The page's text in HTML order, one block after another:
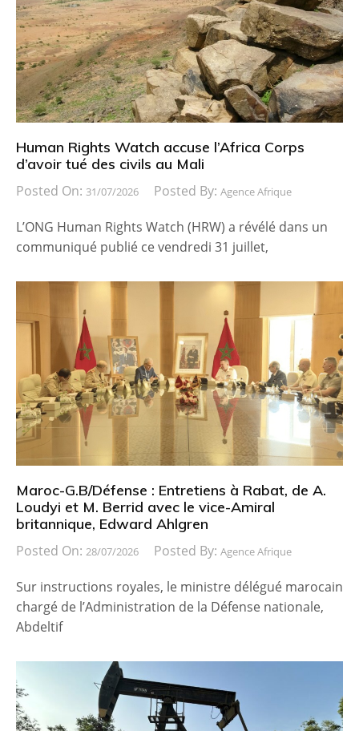
Human Rights Watch accuse l’Africa Corps
d’avoir tué des civils au Mali
Posted On: 31/07/2026 Posted By: Agence Afrique
L’ONG Human Rights Watch (HRW) a révélé dans un
communiqué publié ce vendredi 31 juillet,
Maroc-G.B/Défense : Entretiens à Rabat, de A.
Loudyi et M. Berrid avec le vice-Amiral
britannique, Edward Ahlgren
Posted On: 28/07/2026 Posted By: Agence Afrique
Sur instructions royales, le ministre délégué marocain
chargé de l’Administration de la Défense nationale,
Abdeltif